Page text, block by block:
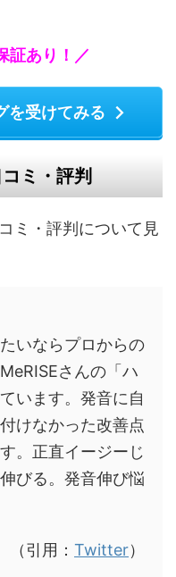
証あり！／
を受けてみる
ミ・評判
ミ・評判について見
いならプロからの
さんの「ハ
います。発音に自
けなかった改善点
。正直イージーじ
びる。発音伸び悩
（引用： Twitter）